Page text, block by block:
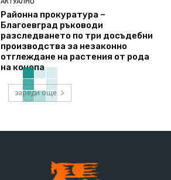
АКТУАЛНО
Районна прокуратура –
Благоевград ръководи
разследването по три досъдебни
производства за незаконно
отглеждане на растения от рода
на конопа
зареди още